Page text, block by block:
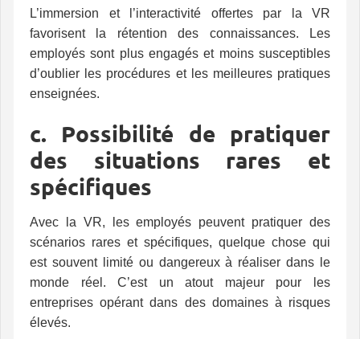
L’immersion et l’interactivité offertes par la VR
favorisent la rétention des connaissances. Les
employés sont plus engagés et moins susceptibles
d’oublier les procédures et les meilleures pratiques
enseignées.
c. Possibilité de pratiquer
des situations rares et
spécifiques
Avec la VR, les employés peuvent pratiquer des
scénarios rares et spécifiques, quelque chose qui
est souvent limité ou dangereux à réaliser dans le
monde réel. C’est un atout majeur pour les
entreprises opérant dans des domaines à risques
élevés.